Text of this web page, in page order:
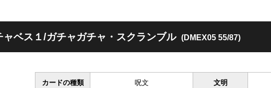
ャベス１/ガチャガチャ・スクランブル (DMEX05 55/87)
カードの種類 呪文 文明